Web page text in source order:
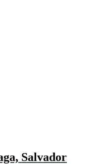
Salvador